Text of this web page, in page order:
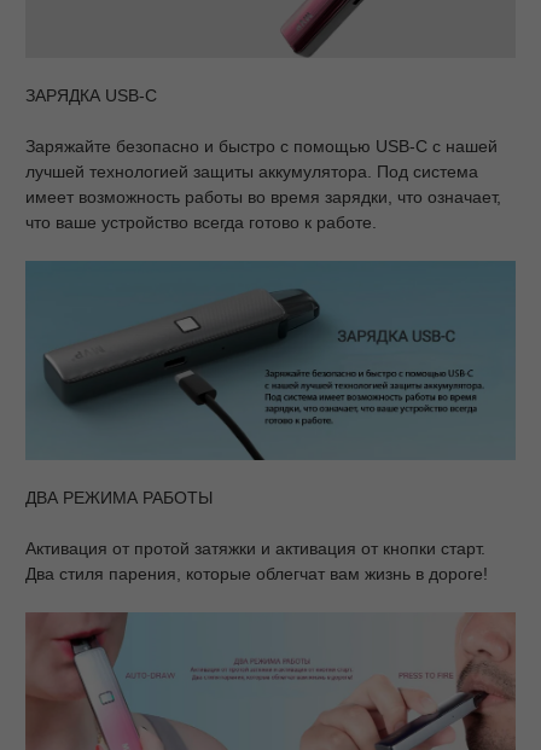
ЗАРЯДКА USB-C
Заряжайте безопасно и быстро с помощью USB-C с нашей
лучшей технологией защиты аккумулятора. Под система
имеет возможность работы во время зарядки, что означает,
что ваше устройство всегда готово к работе.
ДВА РЕЖИМА РАБОТЫ
Активация от протой затяжки и активация от кнопки старт.
Два стиля парения, которые облегчат вам жизнь в дороге!